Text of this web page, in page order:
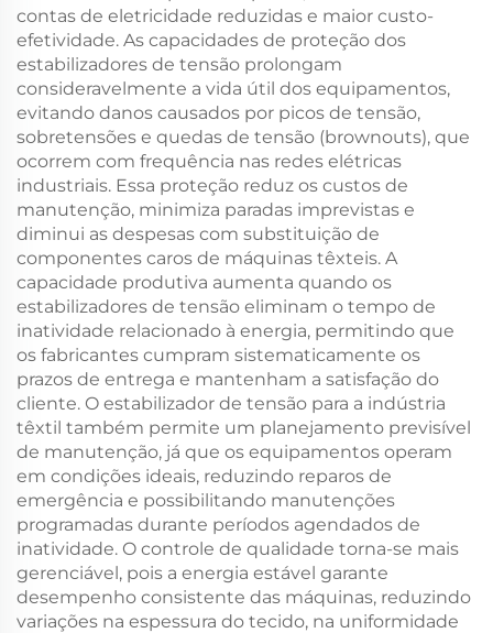
contas de eletricidade reduzidas e maior custo-
efetividade. As capacidades de proteção dos
estabilizadores de tensão prolongam
consideravelmente a vida útil dos equipamentos,
evitando danos causados por picos de tensão,
sobretensões e quedas de tensão (brownouts), que
ocorrem com frequência nas redes elétricas
industriais. Essa proteção reduz os custos de
manutenção, minimiza paradas imprevistas e
diminui as despesas com substituição de
componentes caros de máquinas têxteis. A
capacidade produtiva aumenta quando os
estabilizadores de tensão eliminam o tempo de
inatividade relacionado à energia, permitindo que
os fabricantes cumpram sistematicamente os
prazos de entrega e mantenham a satisfação do
cliente. O estabilizador de tensão para a indústria
têxtil também permite um planejamento previsível
de manutenção, já que os equipamentos operam
em condições ideais, reduzindo reparos de
emergência e possibilitando manutenções
programadas durante períodos agendados de
inatividade. O controle de qualidade torna-se mais
gerenciável, pois a energia estável garante
desempenho consistente das máquinas, reduzindo
variações na espessura do tecido, na uniformidade